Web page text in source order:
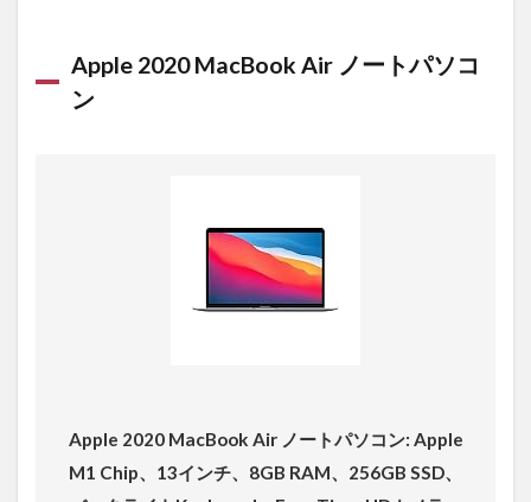
Apple 2020 MacBook Air ノートパソコ
ン
Apple 2020 MacBook Air ノートパソコン: Apple
M1 Chip、13インチ、8GB RAM、256GB SSD、